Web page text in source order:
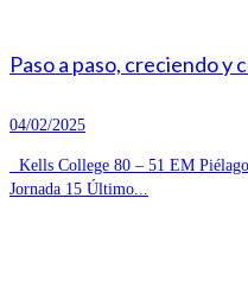
Paso a paso, creciendo y
04/02/2025
Kells College 80 – 51 EM
Jornada 15 Último...